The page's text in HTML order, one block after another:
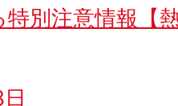
別注意情報【